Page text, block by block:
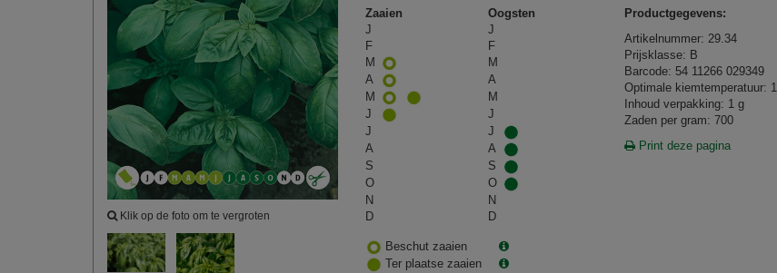
Klik op de foto om te vergroten
Zaaien
Oogsten
J
J
F
F
M
M
A
A
M
M
J
J
J
J
A
A
S
S
O
O
N
N
D
D
Beschut zaaien
Ter plaatse zaaien
Productgegevens:
Artikelnummer: 29.34
Prijsklasse: B
Barcode: 54 11266 029349
Optimale kiemtemperatuur:
Inhoud verpakking: 1 g
Zaden per gram: 700
Print deze pagina